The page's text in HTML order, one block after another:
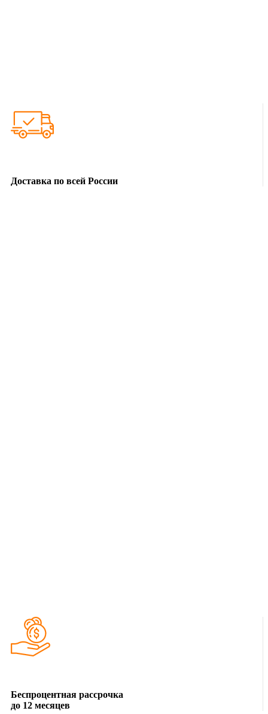
Доставка по всей России
Беспроцентная рассрочка
до 12 месяцев